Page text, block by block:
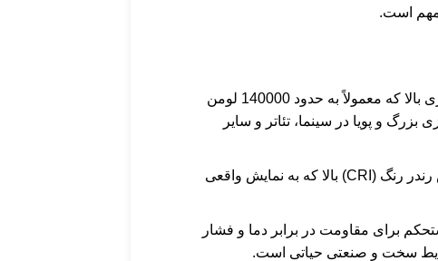
مهم است.
: تولید شدت نوری بالا که معمولاً به حدود 140000 لومن
بزرگ و پویا در سینما، تئاتر و سایر
: دارای شاخص رندر رنگ (CRI) بالا که به نمایش واقعی
برای مقاومت در برابر دما و فشار
سخت و صنعتی حیاتی است.